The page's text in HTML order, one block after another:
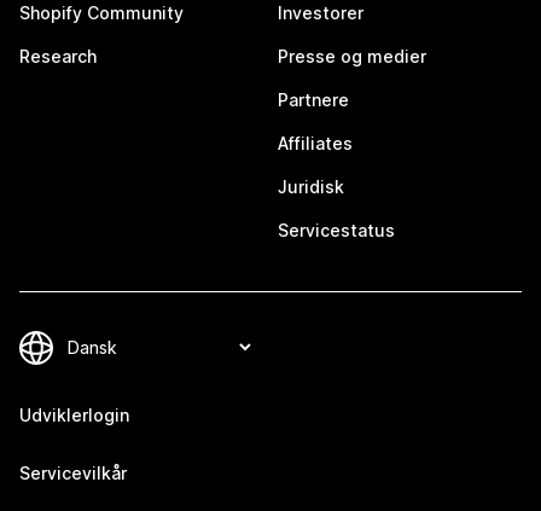
Shopify Community
Research
Investorer
Presse og medier
Partnere
Affiliates
Juridisk
Servicestatus
Udviklerlogin
Servicevilkår